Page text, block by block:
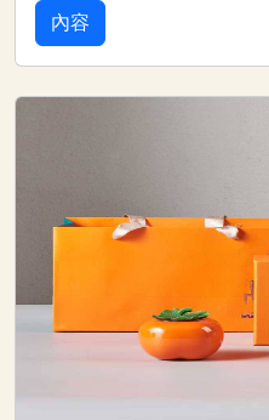
內容